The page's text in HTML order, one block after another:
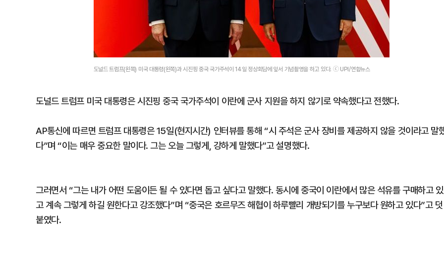
도널드 트럼프(왼쪽) 미국 대통령(왼쪽)과 시진핑 중국 국가주석이 14일 정상회담에 앞서 기념촬영을 하고 있다. ⓒ UPI/연합뉴스
도널드 트럼프 미국 대통령은 시진핑 중국 국가주석이 이란에 군사 지원을 하지 않기로 약속했다고 전했다.
AP통신에 따르면 트럼프 대통령은 15일(현지시간) 인터뷰를 통해 “시 주석은 군사 장비를 제공하지 않을 것이라고 말
다”며 “이는 매우 중요한 말이다. 그는 오늘 그렇게, 강하게 말했다”고 설명했다.
그러면서 “그는 내가 어떤 도움이든 될 수 있다면 돕고 싶다고 말했다. 동시에 중국이 이란에서 많은 석유를 구매하고 있
고 계속 그렇게 하길 원한다고 강조했다”며 “중국은 호르무즈 해협이 하루빨리 개방되기를 누구보다 원하고 있다”고 덧
붙였다.